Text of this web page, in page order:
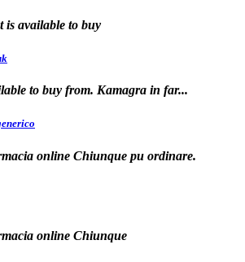
is available to buy
to buy from. Kamagra in far...
online Chiunque pu ordinare.
online Chiunque